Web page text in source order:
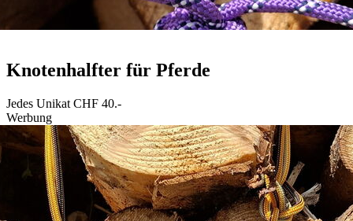
Knotenhalfter für Pferde
Jedes Unikat CHF 40.-
Werbung